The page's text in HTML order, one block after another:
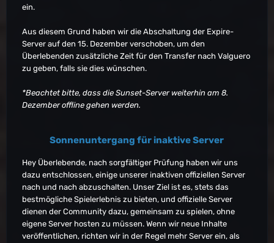
ein.
Aus diesem Grund haben wir die Abschaltung der Expire-
Server auf den 15. Dezember verschoben, um den
Überlebenden zusätzliche Zeit für den Transfer nach Valguero
zu geben, falls sie dies wünschen.
*Beachtet bitte, dass die Sunset-Server weiterhin am 8.
Dezember offline gehen werden.
Sonnenuntergang für inaktive Server
Hey Überlebende, nach sorgfältiger Prüfung haben wir uns
dazu entschlossen, einige unserer inaktiven offiziellen Server
nach und nach abzuschalten. Unser Ziel ist es, stets das
bestmögliche Spielerlebnis zu bieten, und offizielle Server
dienen der Community dazu, gemeinsam zu spielen, ohne
eigene Server hosten zu müssen. Wenn wir neue Inhalte
veröffentlichen, richten wir in der Regel mehr Server ein, als